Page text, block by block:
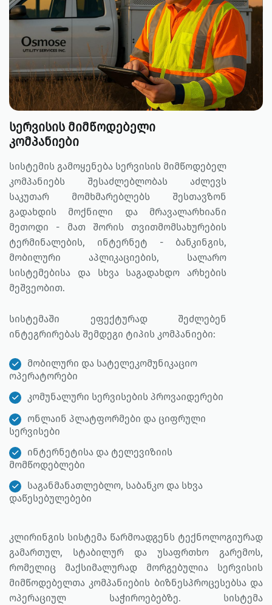
სერვისის მიმწოდებელი
კომპანიები
სისტემის გამოყენება სერვისის მიმწოდებელ
კომპანიებს შესაძლებლობას აძლევს
საკუთარ მომხმარებლებს შესთავზონ
გადახდის მოქნილი და მრავალარხიანი
მეთოდი - მათ შორის თვითმომსახურების
ტერმინალების, ინტერნეტ - ბანკინგის,
მობილური აპლიკაციების, სალარო
სისტემებისა და სხვა საგადახდო არხების
მეშვეობით.
სისტემაში ეფექტურად შეძლებენ
ინტეგრირებას შემდეგი ტიპის კომპანიები:
მობილური და სატელეკომუნიკაციო
ოპერატორები
კომუნალური სერვისების პროვაიდერები
ონლაინ პლატფორმები და ციფრული
სერვისები
ინტერნეტისა და ტელევიზიის
მომწოდებლები
საგანმანათლებლო, საბანკო და სხვა
დაწესებულებები
კლირინგის სისტემა წარმოადგენს ტექნოლოგიურად
გამართულ, სტაბილურ და უსაფრთხო გარემოს,
რომელიც მაქსიმალურად მორგებულია სერვისის
მიმწოდებელთა კომპანიების ბიზნესპროცესებსა და
ოპერაციულ საჭიროებებზე. სისტემა